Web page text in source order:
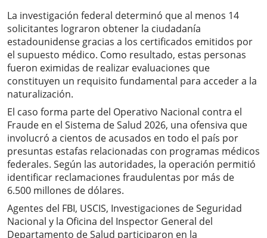
La investigación federal determinó que al menos 14
solicitantes lograron obtener la ciudadanía
estadounidense gracias a los certificados emitidos por
el supuesto médico. Como resultado, estas personas
fueron eximidas de realizar evaluaciones que
constituyen un requisito fundamental para acceder a la
naturalización.
El caso forma parte del Operativo Nacional contra el
Fraude en el Sistema de Salud 2026, una ofensiva que
involucró a cientos de acusados en todo el país por
presuntas estafas relacionadas con programas médicos
federales. Según las autoridades, la operación permitió
identificar reclamaciones fraudulentas por más de
6.500 millones de dólares.
Agentes del FBI, USCIS, Investigaciones de Seguridad
Nacional y la Oficina del Inspector General del
Departamento de Salud participaron en la